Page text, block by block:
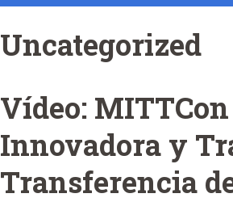
Uncategorized
Vídeo:
Innovadora y
Transferencia